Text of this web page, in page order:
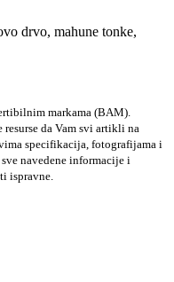
drvo, mahune tonke,
markama (BAM).
da Vam svi artikli na
specifikacija, fotografijama i
navedene informacije i
ispravne.